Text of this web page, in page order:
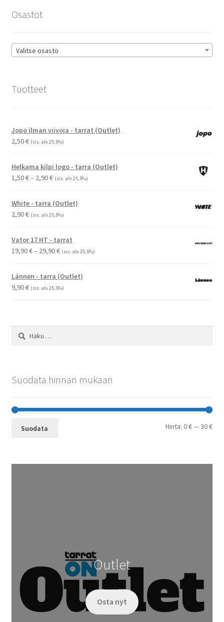
Osastot
Valitse osasto
Tuotteet
Jopo ilman viivoja - tarrat (Outlet)
2,50€ (sis. alv 25,5%)
Helkama kilpi logo - tarra (Outlet)
1,50€– 2,90€Hintaluokka:
-
2,90 €
(sis. alv 25,5%)
White - tarra (Outlet)
2,90€ (sis. alv 25,5%)
Vator 17 HT - tarrat
19,90€– 29,90€Hintaluokka:
-
29,90 €
(sis. alv 25,5%)
Lännen - tarra (Outlet)
9,90€ (sis. alv 25,5%)
Haku:
Suodata hinnan mukaan
Suodata Hinta:0 €—30 €
Outlet
Osta nyt